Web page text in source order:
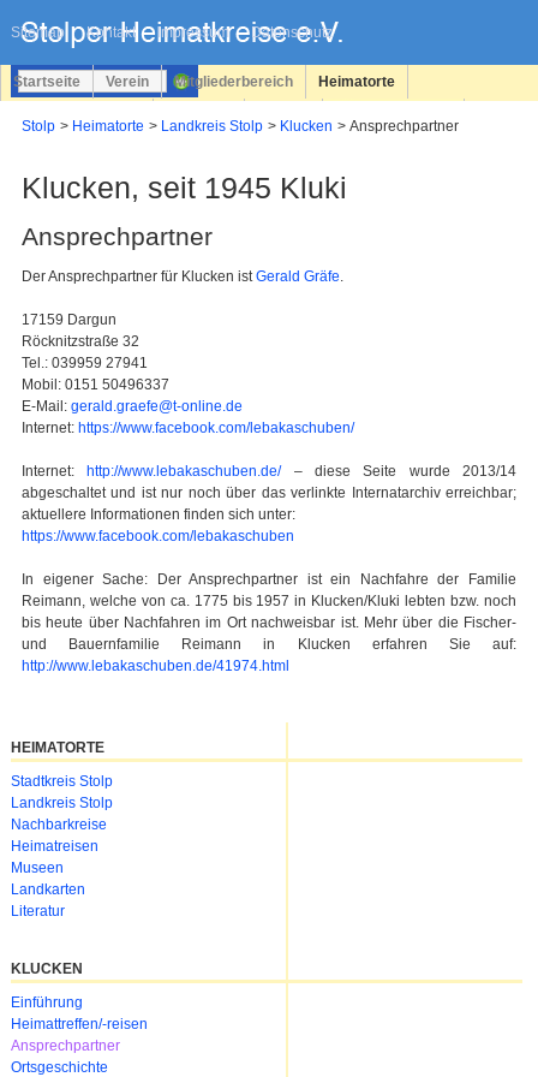
Sitemap Kontakt Impressum Datenschutz
überspringen
Startseite Verein Mitgliederbereich Heimatorte
Stolp Heimatorte Landkreis Stolp Klucken Ansprechpartner
Klucken, seit 1945 Kluki
Ansprechpartner
Der Ansprechpartner für Klucken ist Gerald Gräfe
17159 Dargun
Röcknitzstraße 32
Tel.: 039959 27941
Mobil: 0151 50496337
E-Mail: gerald.graefe@t-online.de
Internet: https://www.facebook.com/lebakaschuben/
Internet:http://www.lebakaschuben.de/– diese Seite wurde 2013/14
abgeschaltet und ist nur noch über das verlinkte Internatarchiv erreichbar;
aktuellere Informationen finden sich unter:
https://www.facebook.com/lebakaschuben
In eigener Sache: Der Ansprechpartner ist ein Nachfahre der Familie
Reimann, welche von ca. 1775 bis 1957 in Klucken/Kluki lebten bzw. noch
bis heute über Nachfahren im Ort nachweisbar ist. Mehr über die Fischer-
und Bauernfamilie Reimann in Klucken erfahren Sie auf:
http://www.lebakaschuben.de/41974.html
HEIMATORTE
Navigation
überspringen
Stadtkreis Stolp
Landkreis Stolp
Nachbarkreise
Heimatreisen
Museen
Landkarten
Literatur
KLUCKEN
Navigation
überspringen
Einführung
Heimattreffen/-reisen
Ansprechpartner
Ortsgeschichte